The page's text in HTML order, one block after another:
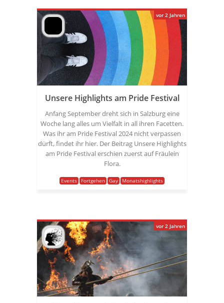
Unsere Highlights am Pride Festival
Anfang September dreht sich in Salzburg eine
Woche lang alles um Vielfalt in all ihren Facetten.
Was ihr am Pride Festival 2024 nicht verpassen
dürft, findet ihr hier. Der Beitrag Unsere Highlights
am Pride Festival erschien zuerst auf Fräulein
Flora.
Events Fortgehen Gay Monatshighlights
vor 2 Jahren
vor 2 Jahren